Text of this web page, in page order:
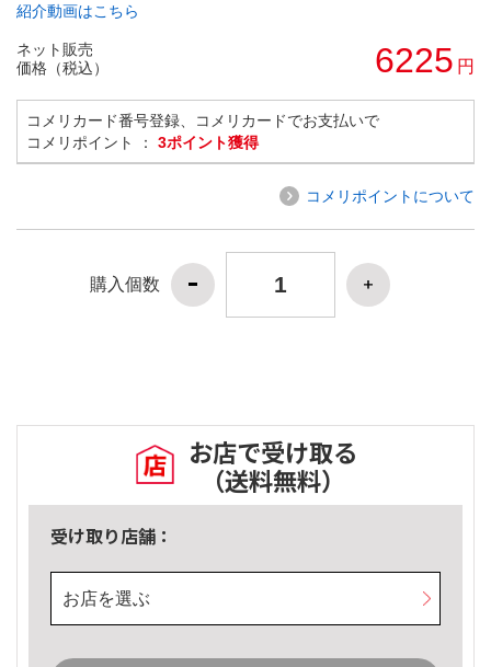
紹介動画はこちら
ネット販売
価格（税込）
6225 円
コメリカード番号登録、コメリカードでお支払いで
コメリポイント ： 3ポイント獲得
コメリポイントについて
購入個数
お店で受け取る
（送料無料）
受け取り店舗：
お店を選ぶ